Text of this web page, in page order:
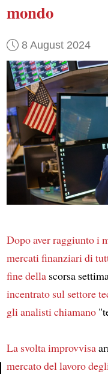
mondo
8 August 2024
Dopo aver raggiuntoi
mercati finanziari di
fine dellascorsa
incentrato sul settore
gli analisti chiamano
La svolta improvvisa
mercato del lavoro